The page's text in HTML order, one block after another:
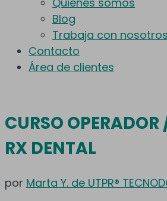
Blog
Trabaja con nosotros
Contacto
Área de clientes
CURSO OPERADOR
RX DENTAL
por Marta Y. de UTPR®